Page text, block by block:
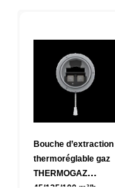
m³/h
CC125
Bouche d’extraction
thermoréglable gaz
THERMOGAZ